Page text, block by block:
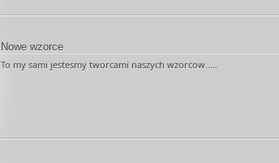
Nowe wzorce
To my sami jestesmy tworcami naszych wzorcow.....